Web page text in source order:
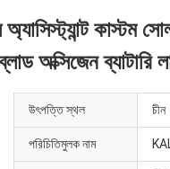
অ্যাসিস্ট্যান্ট কাস্টম
অক্সিজেন
উৎপত্তি স্থল চীন
পরিচিতিমুলক নাম